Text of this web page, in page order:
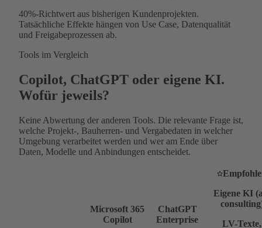
40%-Richtwert aus bisherigen Kundenprojekten.
Tatsächliche Effekte hängen von Use Case, Datenqualität
und Freigabeprozessen ab.
Tools im Vergleich
Copilot, ChatGPT oder eigene KI.
Wofür jeweils?
Keine Abwertung der anderen Tools. Die relevante Frage ist,
welche Projekt-, Bauherren- und Vergabedaten in welcher
Umgebung verarbeitet werden und wer am Ende über
Daten, Modelle und Anbindungen entscheidet.
Microsoft 365
Copilot
ChatGPT
Enterprise
Eigene KI
LV-Texte,